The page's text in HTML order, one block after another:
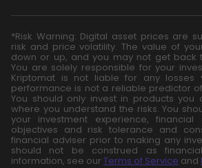
*Risk Warning: Digital asset prices are
risk and price volatility. The value of
down or up, and you may not get back
You are solely responsible for your
Kriptomat is not liable for any losses
performance is not a reliable predictor
You should only invest in products you
where you understand the risks. You
your investment experience, financial
objectives and risk tolerance and
financial adviser prior to making any
should not be construed as
information, see our Terms of Service and